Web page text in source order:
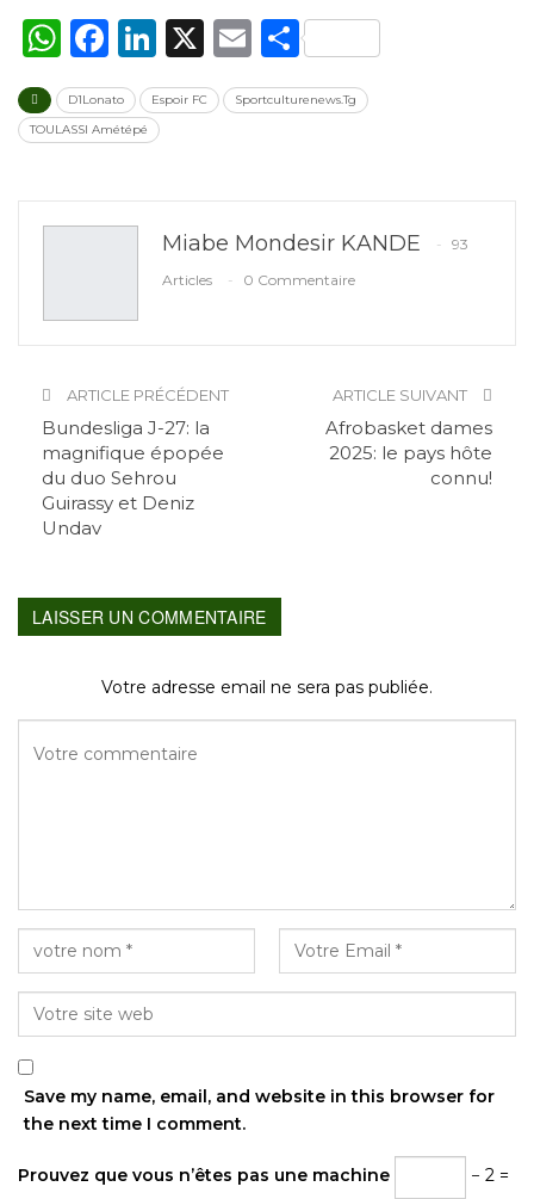
WhatsApp
Facebook
LinkedIn
X EmailPartager
D1Lonato Espoir FC
Sportculturenews.Tg
TOULASSI Amétépé
Miabe Mondesir KANDE
93
Articles
0 Commentaire
ARTICLE PRÉCÉDENT
Bundesliga J-27: la
magnifique épopée
du duo Sehrou
Guirassy et Deniz
Undav
ARTICLE SUIVANT
Afrobasket dames
2025: le pays hôte
connu!
LAISSER UN COMMENTAIRE
Votre adresse email ne sera pas publiée.
Save my name, email, and website in this browser for
the next time I comment.
Prouvez que vous n’êtes pas une machine
− 2 =